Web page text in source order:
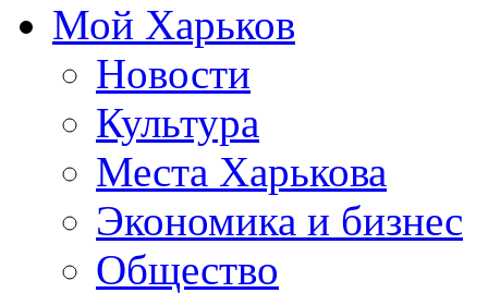
Мой Харьков
Новости
Культура
Места Харькова
Экономика и бизнес
Общество